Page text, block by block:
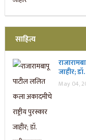
साहित्य
जाहीर;
May 04,